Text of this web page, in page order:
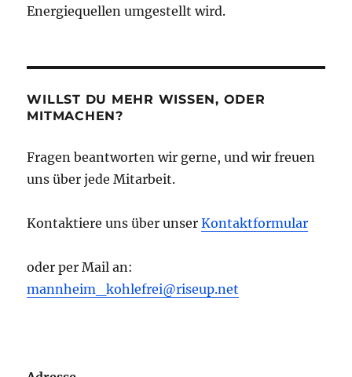
Energiequellen umgestellt wird.
WILLST DU MEHR WISSEN, ODER
MITMACHEN?
Fragen beantworten wir gerne, und wir freuen
uns über jede Mitarbeit.
Kontaktiere uns über unserKontaktformular
oder per Mail an:
mannheim_kohlefrei@riseup.net